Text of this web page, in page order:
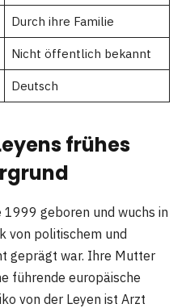
Durch ihre Familie
Nicht öffentlich bekannt
Deutsch
frühes
1999 geboren und wuchs in
von politischem und
geprägt war. Ihre Mutter
führende europäische
von der Leyen ist Arzt